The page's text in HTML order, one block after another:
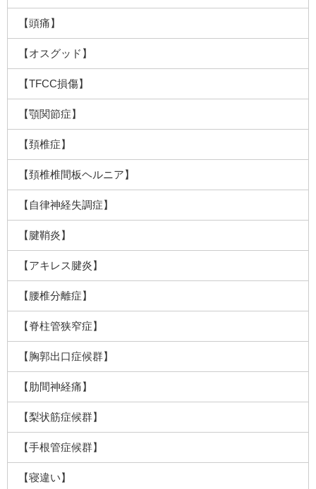
【頭痛】
【オスグッド】
【TFCC損傷】
【顎関節症】
【頚椎症】
【頚椎椎間板ヘルニア】
【自律神経失調症】
【腱鞘炎】
【アキレス腱炎】
【腰椎分離症】
【脊柱管狭窄症】
【胸郭出口症候群】
【肋間神経痛】
【梨状筋症候群】
【手根管症候群】
【寝違い】